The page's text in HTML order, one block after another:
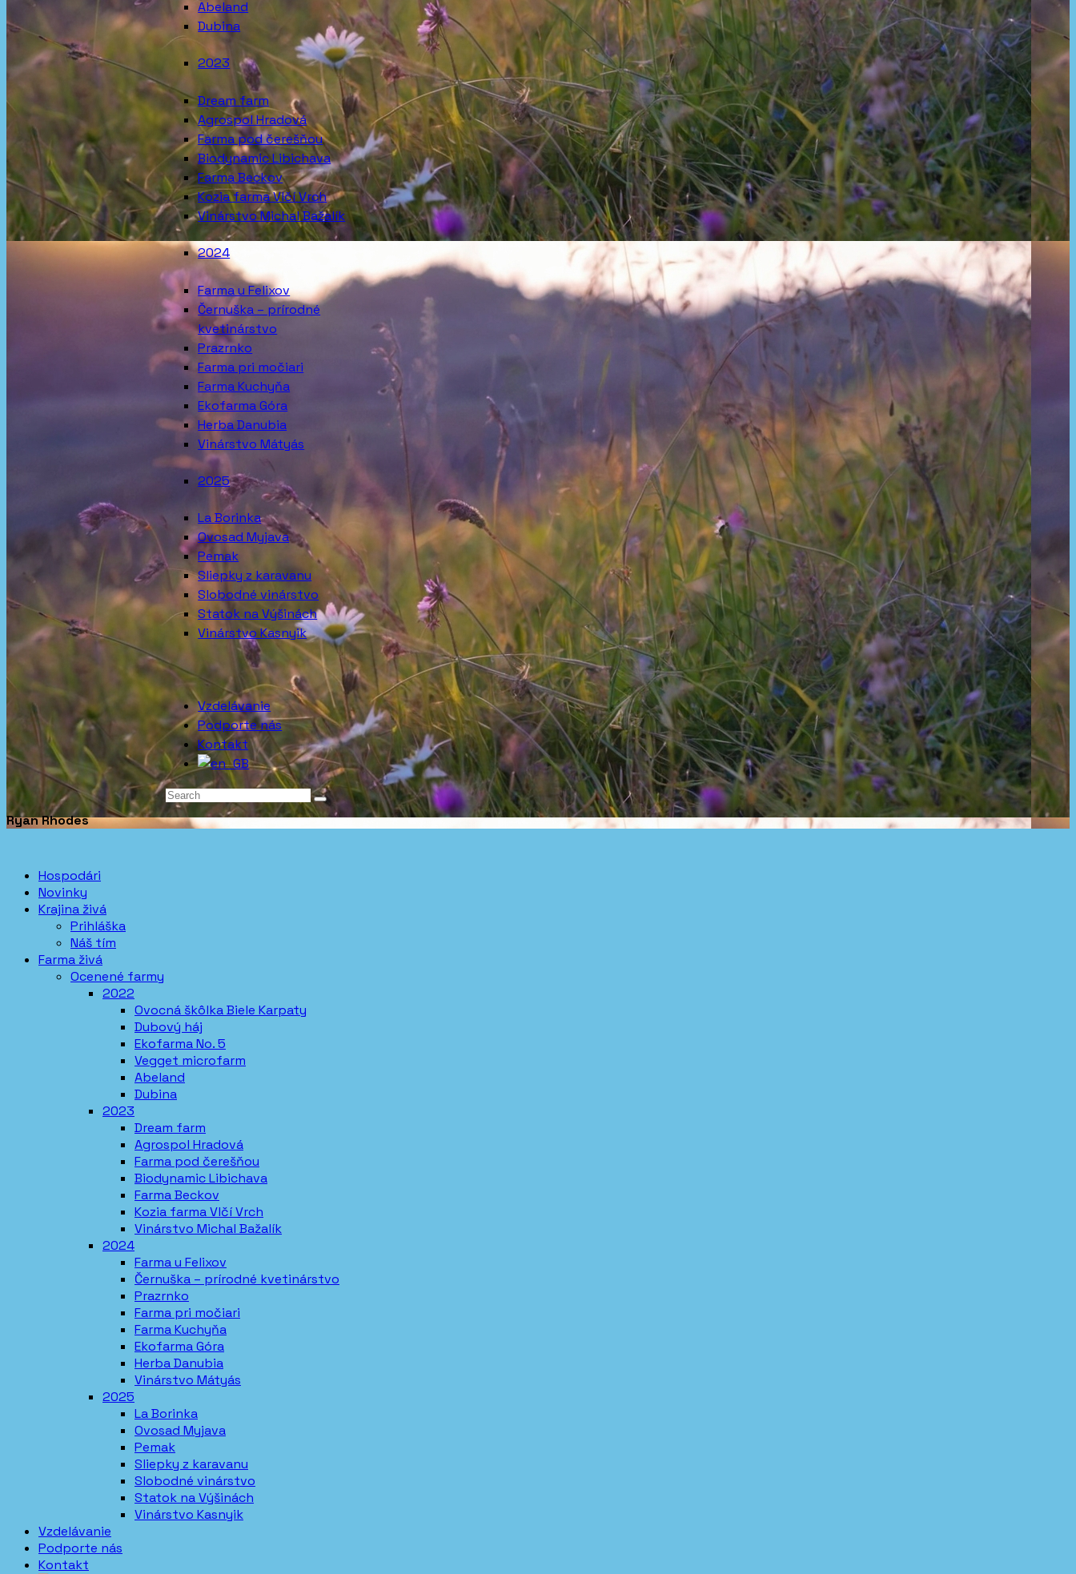
Abeland
Dubina
2023
Dream farm
Agrospol Hradová
Farma pod čerešňou
Biodynamic Libichava
Farma Beckov
Kozia farma Vlčí Vrch
Vinárstvo Michal Bažalík
2024
Farma u Felixov
Černuška – prírodné
kvetinárstvo
Prazrnko
Farma pri močiari
Farma Kuchyňa
Ekofarma Góra
Herba Danubia
Vinárstvo Mátyás
2025
La Borinka
Ovosad Myjava
Pemak
Sliepky z karavanu
Slobodné vinárstvo
Statok na Výšinách
Vinárstvo Kasnyik
Vzdelávanie
Podporte nás
Kontakt
Ryan Rhodes
Hospodári
Novinky
Krajina živá
Prihláška
Náš tím
Farma živá
Ocenené farmy
2022
Ovocná škôlka Biele Karpaty
Dubový háj
Ekofarma No. 5
Vegget microfarm
Abeland
Dubina
2023
Dream farm
Agrospol Hradová
Farma pod čerešňou
Biodynamic Libichava
Farma Beckov
Kozia farma Vlčí Vrch
Vinárstvo Michal Bažalík
2024
Farma u Felixov
Černuška – prírodné kvetinárstvo
Prazrnko
Farma pri močiari
Farma Kuchyňa
Ekofarma Góra
Herba Danubia
Vinárstvo Mátyás
2025
La Borinka
Ovosad Myjava
Pemak
Sliepky z karavanu
Slobodné vinárstvo
Statok na Výšinách
Vinárstvo Kasnyik
Vzdelávanie
Podporte nás
Kontakt